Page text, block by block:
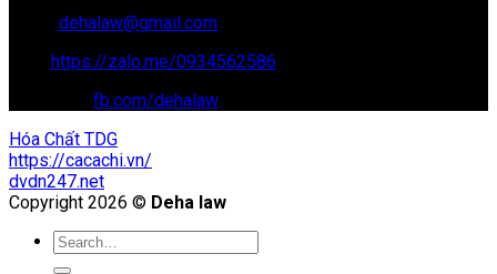
dehalaw@gmail.com
https://zalo.me/0934562586
fb.com/dehalaw
Hóa Chất TDG
https://cacachi.vn/
dvdn247.net
Copyright 2026 © Deha law